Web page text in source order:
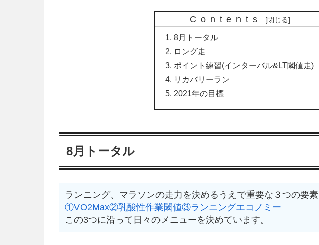
Contents
8月トータル
ロング走
ポイント練習(インターバル&LT閾値走)
リカバリーラン
2021年の目標
8月トータル
ランニング、マラソンの走力を決めるうえで重要な３つの要素
①VO2Max②乳酸性作業閾値③ランニングエコノミー
この3つに沿って日々のメニューを決めています。